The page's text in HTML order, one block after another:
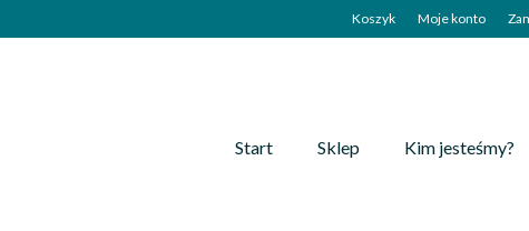
Koszyk Moje konto
Start Sklep Kim jesteśmy?